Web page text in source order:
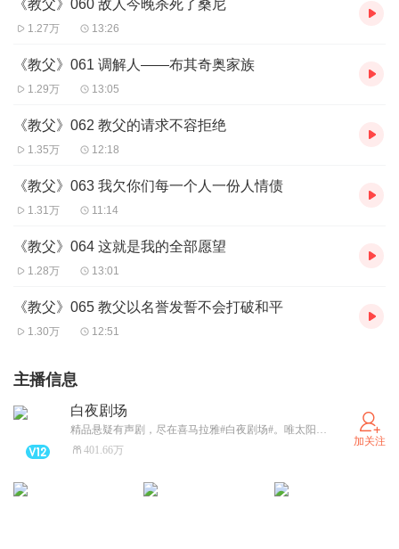
《教父》060 敌人今晚杀死了桑尼
1.27万 13:26
《教父》061 调解人——布其奇奥家族
1.29万 13:05
《教父》062 教父的请求不容拒绝
1.35万 12:18
《教父》063 我欠你们每一个人一份人情债
1.31万 11:14
《教父》064 这就是我的全部愿望
1.28万 13:01
《教父》065 教父以名誉发誓不会打破和平
1.30万 12:51
主播信息
白夜剧场
精品悬疑有声剧，尽在喜马拉雅#白夜剧场#。唯太阳和人心不可直视，在白昼与黑夜的交替间，上演着善与恶的对决。细思恐极的完美布局，层层反转的烧脑剧情。顶级悬疑IP 、王牌制作阵容，白夜剧场，自见分明。
401.66万
加关注